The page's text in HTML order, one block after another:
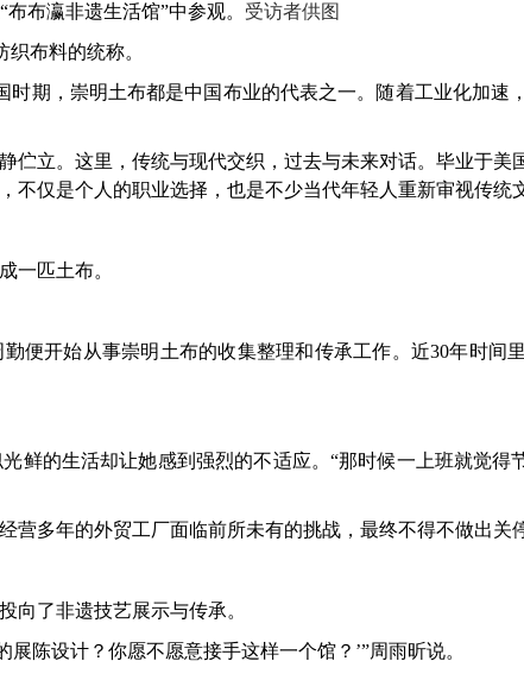
布布瀛非遗生活馆”中参观。 受访者供图
布料的统称。
，崇明土布都是中国布业的代表之一。随着工业化加速
立。这里，传统与现代交织，过去与未来对话。毕业于美
仅是个人的职业选择，也是不少当代年轻人重新审视传统
匹土布。
开始从事崇明土布的收集整理和传承工作。近30年时间
的生活却让她感到强烈的不适应。“那时候一上班就觉得
多年的外贸工厂面临前所未有的挑战，最终不得不做出关
了非遗技艺展示与传承。
设计？你愿不愿意接手这样一个馆？’”周雨昕说。